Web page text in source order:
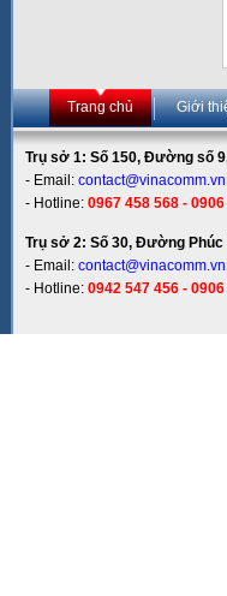
Trang chủ Giới
Trụ sở 1: Số 150, Đường số
- Email: contact@vinacomm.vn
- Hotline: 0967 458 568 -
Trụ sở 2: Số 30, Đường Phúc
- Email: contact@vinacomm.vn
- Hotline: 0942 547 456 -